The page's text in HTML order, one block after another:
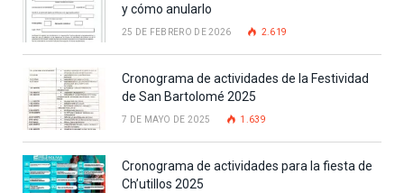
y cómo anularlo
25 DE FEBRERO DE 2026 2.619
Cronograma de actividades de la Festividad
de San Bartolomé 2025
7 DE MAYO DE 2025 1.639
Cronograma de actividades para la fiesta de
Ch’utillos 2025